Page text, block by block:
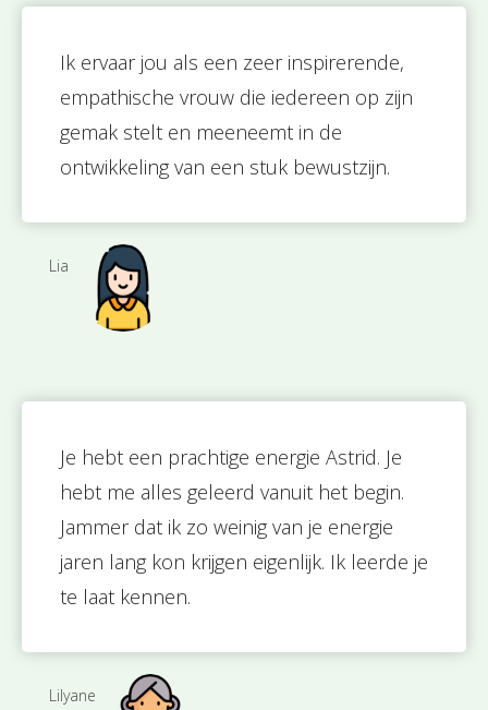
Ik ervaar jou als een zeer inspirerende,
empathische vrouw die iedereen op zijn
gemak stelt en meeneemt in de
ontwikkeling van een stuk bewustzijn.
Lia
Je hebt een prachtige energie Astrid. Je
hebt me alles geleerd vanuit het begin.
Jammer dat ik zo weinig van je energie
jaren lang kon krijgen eigenlijk. Ik leerde je
te laat kennen.
Lilyane